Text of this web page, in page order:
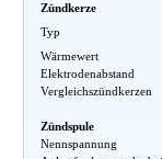
Zündkerze
Typ
Wärmewert
Elektrodenabstand
Vergleichszündkerzen
Zündspule
Nennspannung